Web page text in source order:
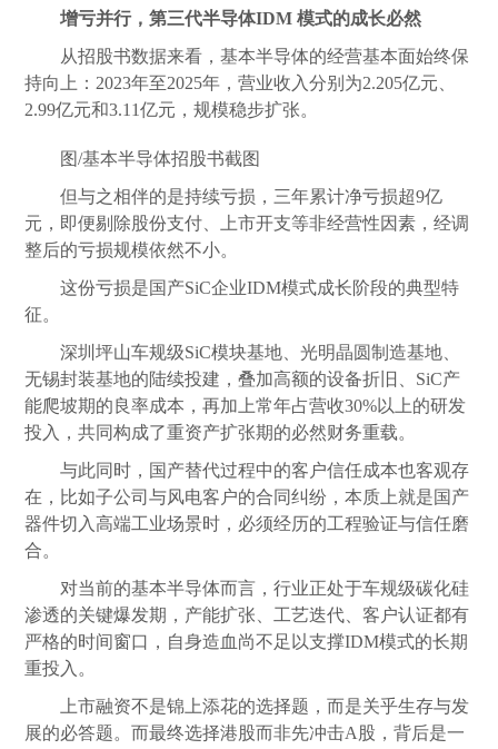
增亏并行，第三代半导体IDM 模式的成长必然
从招股书数据来看，基本半导体的经营基本面始终保
持向上：2023年至2025年，营业收入分别为2.205亿元、
2.99亿元和3.11亿元，规模稳步扩张。
图/基本半导体招股书截图
但与之相伴的是持续亏损，三年累计净亏损超9亿
元，即便剔除股份支付、上市开支等非经营性因素，经调
整后的亏损规模依然不小。
这份亏损是国产SiC企业IDM模式成长阶段的典型特
征。
深圳坪山车规级SiC模块基地、光明晶圆制造基地、
无锡封装基地的陆续投建，叠加高额的设备折旧、SiC产
能爬坡期的良率成本，再加上常年占营收30%以上的研发
投入，共同构成了重资产扩张期的必然财务重载。
与此同时，国产替代过程中的客户信任成本也客观存
在，比如子公司与风电客户的合同纠纷，本质上就是国产
器件切入高端工业场景时，必须经历的工程验证与信任磨
合。
对当前的基本半导体而言，行业正处于车规级碳化硅
渗透的关键爆发期，产能扩张、工艺迭代、客户认证都有
严格的时间窗口，自身造血尚不足以支撑IDM模式的长期
重投入。
上市融资不是锦上添花的选择题，而是关乎生存与发
展的必答题。而最终选择港股而非先冲击A股，背后是一